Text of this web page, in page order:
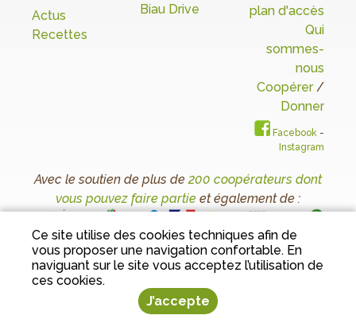
Actus
Recettes
Biau Drive
plan d'accès
Qui
sommes-
nous
Coopérer /
Donner
Facebook -
Instagram
Avec le soutien de plus de 200 coopérateurs dont
vous pouvez faire partie et également de :
Conditions Générales de VenteIMentions
légalesIProtection des données personnelles
Tous droits réservés 2023 Le Biau Jardin - Conception
Dynapse
Ce site utilise des cookies techniques afin de
vous proposer une navigation confortable. En
naviguant sur le site vous acceptez l’utilisation de
ces cookies.
J’accepte